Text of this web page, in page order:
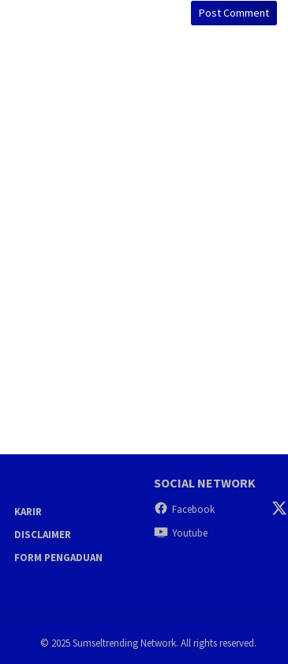
KARIR
DISCLAIMER
FORM PENGADUAN
SOCIAL NETWORK
Facebook
Youtube
© 2025 Sumseltrending Network. All rights reserved.